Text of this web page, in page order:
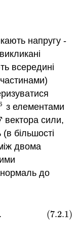
напругу -
всередині
з елементами
вектора сили,
більшості
двома
нормаль до
. (7.2.1)